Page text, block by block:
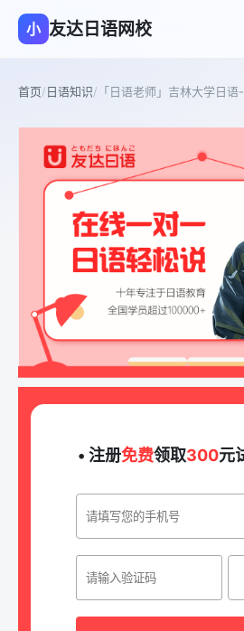
小 友达日语网校
首页/日语知识/ 「日语老师」吉林大学日
• 注册免费领取300元